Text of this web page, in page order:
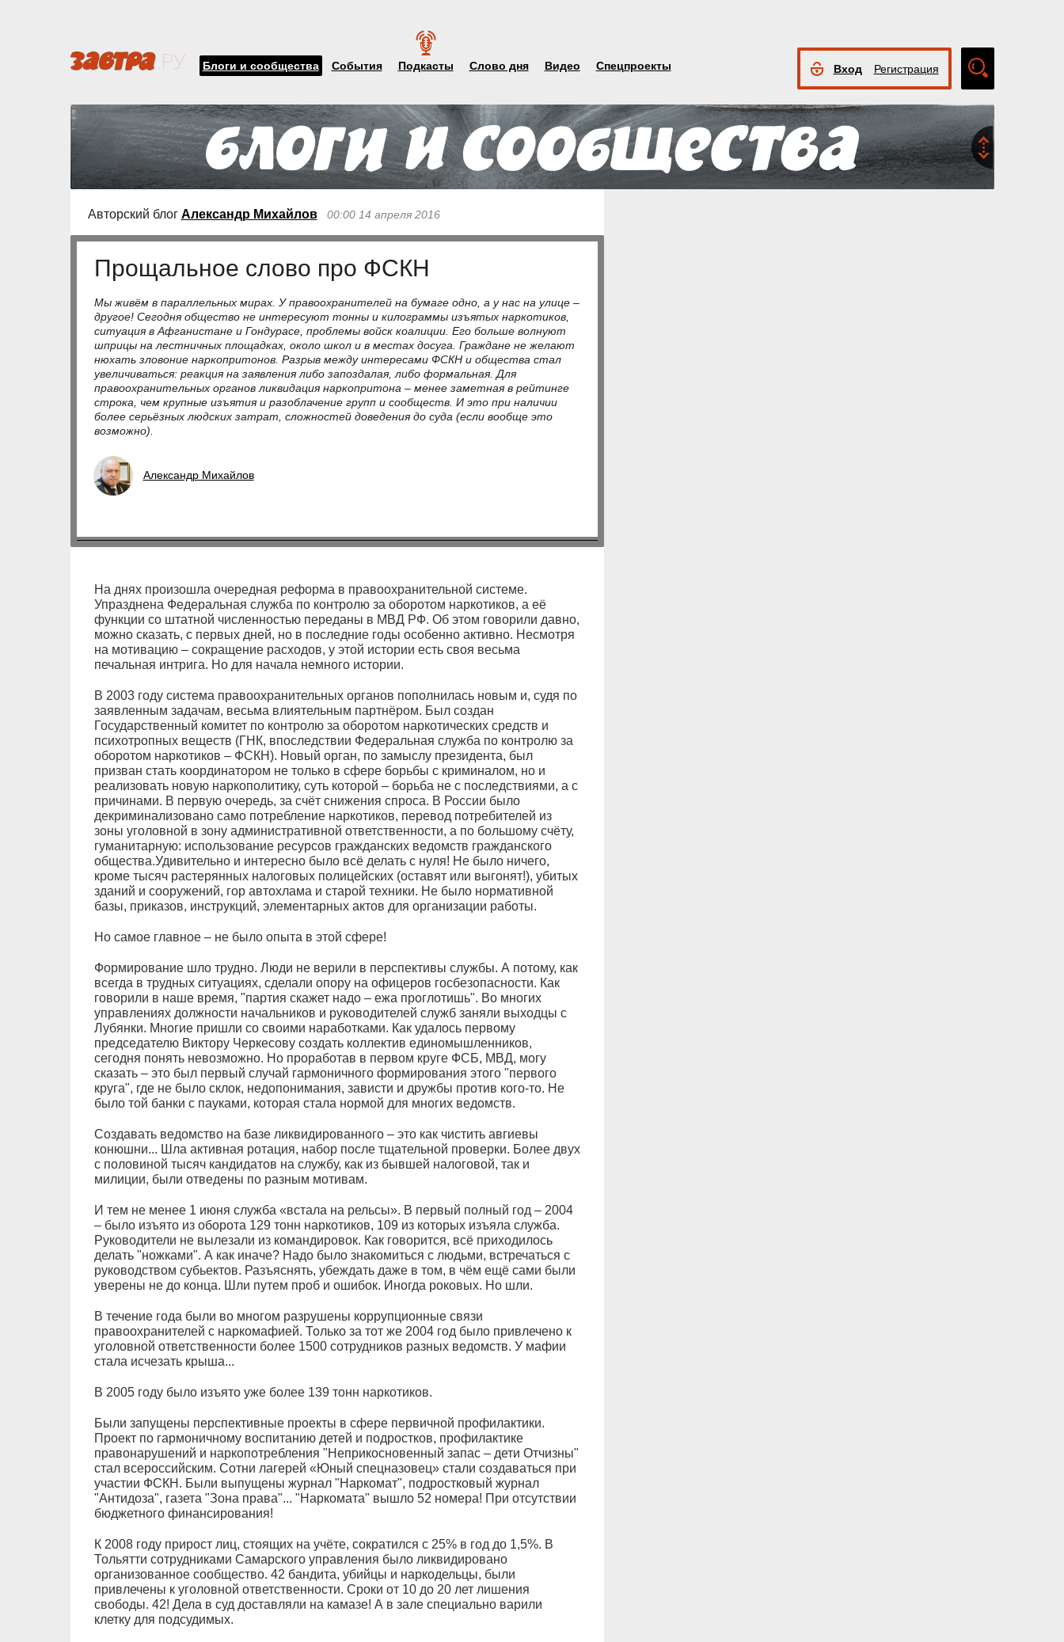
Блоги и сообщества События Подкасты Слово дня Видео Спецпроекты Вход Регистрация
поиск
Авторский блог Александр Михайлов 00:00 14 апреля 2016
Прощальное слово про ФСКН
Мы живём в параллельных мирах. У правоохранителей на бумаге одно, а у нас на улице –
другое! Сегодня общество не интересуют тонны и килограммы изъятых наркотиков,
ситуация в Афганистане и Гондурасе, проблемы войск коалиции. Его больше волнуют
шприцы на лестничных площадках, около школ и в местах досуга. Граждане не желают
нюхать зловоние наркопритонов. Разрыв между интересами ФСКН и общества стал
увеличиваться: реакция на заявления либо запоздалая, либо формальная. Для
правоохранительных органов ликвидация наркопритона – менее заметная в рейтинге
строка, чем крупные изъятия и разоблачение групп и сообществ. И это при наличии
более серьёзных людских затрат, сложностей доведения до суда (если вообще это
возможно).
Александр Михайлов
На днях произошла очередная реформа в правоохранительной системе.
Упразднена Федеральная служба по контролю за оборотом наркотиков, а её
функции со штатной численностью переданы в МВД РФ. Об этом говорили давно,
можно сказать, с первых дней, но в последние годы особенно активно. Несмотря
на мотивацию – сокращение расходов, у этой истории есть своя весьма
печальная интрига. Но для начала немного истории.
В 2003 году система правоохранительных органов пополнилась новым и, судя по
заявленным задачам, весьма влиятельным партнёром. Был создан
Государственный комитет по контролю за оборотом наркотических средств и
психотропных веществ (ГНК, впоследствии Федеральная служба по контролю за
оборотом наркотиков – ФСКН). Новый орган, по замыслу президента, был
призван стать координатором не только в сфере борьбы с криминалом, но и
реализовать новую наркополитику, суть которой – борьба не с последствиями, а с
причинами. В первую очередь, за счёт снижения спроса. В России было
декриминализовано само потребление наркотиков, перевод потребителей из
зоны уголовной в зону административной ответственности, а по большому счёту,
гуманитарную: использование ресурсов гражданских ведомств гражданского
общества.Удивительно и интересно было всё делать с нуля! Не было ничего,
кроме тысяч растерянных налоговых полицейских (оставят или выгонят!), убитых
зданий и сооружений, гор автохлама и старой техники. Не было нормативной
базы, приказов, инструкций, элементарных актов для организации работы.
Но самое главное – не было опыта в этой сфере!
Формирование шло трудно. Люди не верили в перспективы службы. А потому, как
всегда в трудных ситуациях, сделали опору на офицеров госбезопасности. Как
говорили в наше время, "партия скажет надо – ежа проглотишь". Во многих
управлениях должности начальников и руководителей служб заняли выходцы с
Лубянки. Многие пришли со своими наработками. Как удалось первому
председателю Виктору Черкесову создать коллектив единомышленников,
сегодня понять невозможно. Но проработав в первом круге ФСБ, МВД, могу
сказать – это был первый случай гармоничного формирования этого "первого
круга", где не было склок, недопонимания, зависти и дружбы против кого-то. Не
было той банки с пауками, которая стала нормой для многих ведомств.
Создавать ведомство на базе ликвидированного – это как чистить авгиевы
конюшни... Шла активная ротация, набор после тщательной проверки. Более двух
с половиной тысяч кандидатов на службу, как из бывшей налоговой, так и
милиции, были отведены по разным мотивам.
И тем не менее 1 июня служба «встала на рельсы». В первый полный год – 2004
– было изъято из оборота 129 тонн наркотиков, 109 из которых изъяла служба.
Руководители не вылезали из командировок. Как говорится, всё приходилось
делать "ножками". А как иначе? Надо было знакомиться с людьми, встречаться с
руководством субьектов. Разъяснять, убеждать даже в том, в чём ещё сами были
уверены не до конца. Шли путем проб и ошибок. Иногда роковых. Но шли.
В течение года были во многом разрушены коррупционные связи
правоохранителей с наркомафией. Только за тот же 2004 год было привлечено к
уголовной ответственности более 1500 сотрудников разных ведомств. У мафии
стала исчезать крыша...
В 2005 году было изъято уже более 139 тонн наркотиков.
Были запущены перспективные проекты в сфере первичной профилактики.
Проект по гармоничному воспитанию детей и подростков, профилактике
правонарушений и наркопотребления "Неприкосновенный запас – дети Отчизны"
стал всероссийским. Сотни лагерей «Юный спецназовец» стали создаваться при
участии ФСКН. Были выпущены журнал "Наркомат", подростковый журнал
"Антидоза", газета "Зона права"... "Наркомата" вышло 52 номера! При отсутствии
бюджетного финансирования!
К 2008 году прирост лиц, стоящих на учёте, сократился с 25% в год до 1,5%. В
Тольятти сотрудниками Самарского управления было ликвидировано
организованное сообщество. 42 бандита, убийцы и наркодельцы, были
привлечены к уголовной ответственности. Сроки от 10 до 20 лет лишения
свободы. 42! Дела в суд доставляли на камазе! А в зале специально варили
клетку для подсудимых.